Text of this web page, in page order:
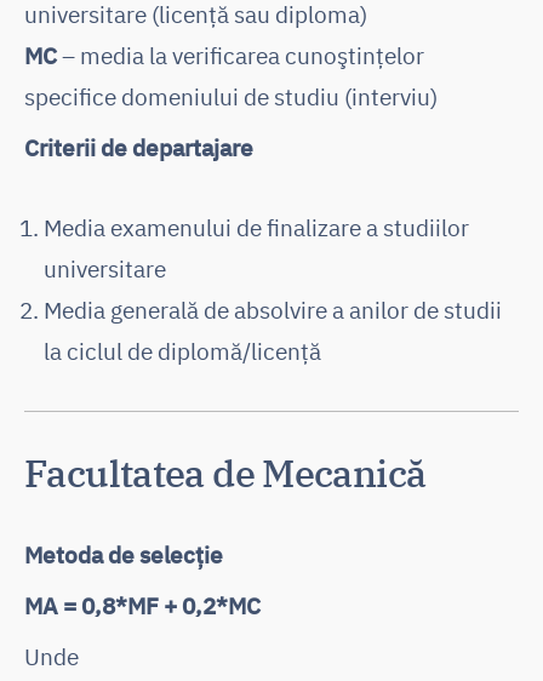
universitare (licență sau diploma)
MC– media la verificarea cunoştinţelor
specifice domeniului de studiu (interviu)
Criterii de departajare
Media examenului de finalizare a studiilor
universitare
Media generală de absolvire a anilor de studii
la ciclul de diplomă/licență
Facultatea de Mecanică
Metoda de selecție
MA = 0,8*MF + 0,2*MC
Unde